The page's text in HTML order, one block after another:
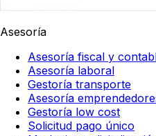
Asesoría
Asesoría fiscal y
Asesoría laboral
Gestoría transporte
Asesoría
Gestoría low cost
Solicitud pago único